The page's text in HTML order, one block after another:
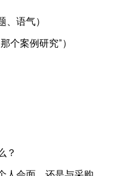
语气）
个案例研究”）
？